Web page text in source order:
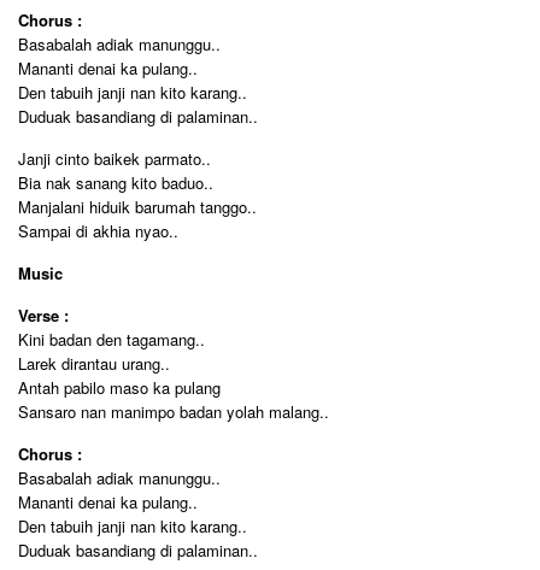
Chorus :
Basabalah adiak manunggu..
Mananti denai ka pulang..
Den tabuih janji nan kito karang..
Duduak basandiang di palaminan..
Janji cinto baikek parmato..
Bia nak sanang kito baduo..
Manjalani hiduik barumah tanggo..
Sampai di akhia nyao..
Music
Verse :
Kini badan den tagamang..
Larek dirantau urang..
Antah pabilo maso ka pulang
Sansaro nan manimpo badan yolah malang..
Chorus :
Basabalah adiak manunggu..
Mananti denai ka pulang..
Den tabuih janji nan kito karang..
Duduak basandiang di palaminan..